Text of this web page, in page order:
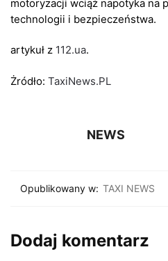
motoryzacji wciąż napotyka na
technologii i bezpieczeństwa.
artykuł z 112.ua.
Żródło: TaxiNews.PL
NEWS
Opublikowany w: TAXI NEWS
Dodaj komentarz